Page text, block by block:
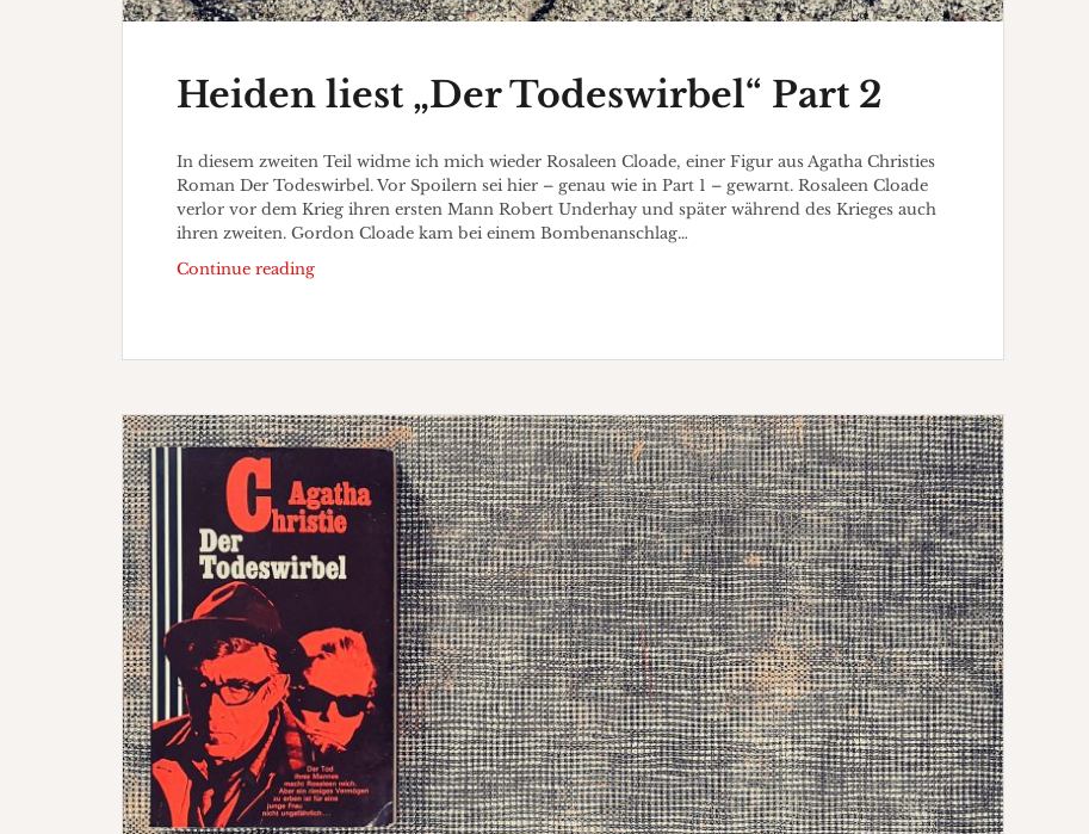
Heiden liest „Der Todeswirbel“ Part 2
In diesem zweiten Teil widme ich mich wieder Rosaleen Cloade, einer Figur aus Agatha Christies
Roman Der Todeswirbel. Vor Spoilern sei hier – genau wie in Part 1 – gewarnt. Rosaleen Cloade
verlor vor dem Krieg ihren ersten Mann Robert Underhay und später während des Krieges auch
ihren zweiten. Gordon Cloade kam bei einem Bombenanschlag…
Continue readingHeiden
Part